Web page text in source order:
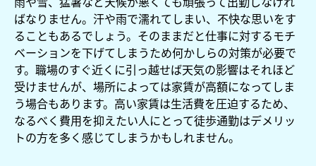
ばなりません。汗や雨で濡れてしまい、不快な思いをす
ることもあるでしょう。そのままだと仕事に対するモチ
ベーションを下げてしまうため何かしらの対策が必要で
す。職場のすぐ近くに引っ越せば天気の影響はそれほど
受けませんが、場所によっては家賃が高額になってしま
う場合もあります。高い家賃は生活費を圧迫するため、
なるべく費用を抑えたい人にとって徒歩通勤はデメリッ
トの方を多く感じてしまうかもしれません。